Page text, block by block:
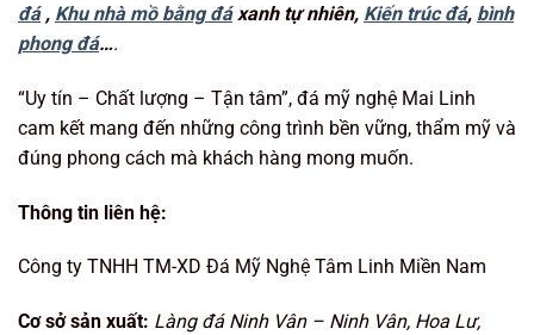
đá, Khu nhà mồ bằng đáxanh tự nhiên, Kiến trúc đá, bình
phong đá….
“Uy tín – Chất lượng – Tận tâm”, đá mỹ nghệ Mai Linh
cam kết mang đến những công trình bền vững, thẩm mỹ và
đúng phong cách mà khách hàng mong muốn.
Thông tin liên hệ:
Công ty TNHH TM-XD Đá Mỹ Nghệ Tâm Linh Miền Nam
Cơ sở sản xuất: Làng đá Ninh Vân – Ninh Vân, Hoa Lư,